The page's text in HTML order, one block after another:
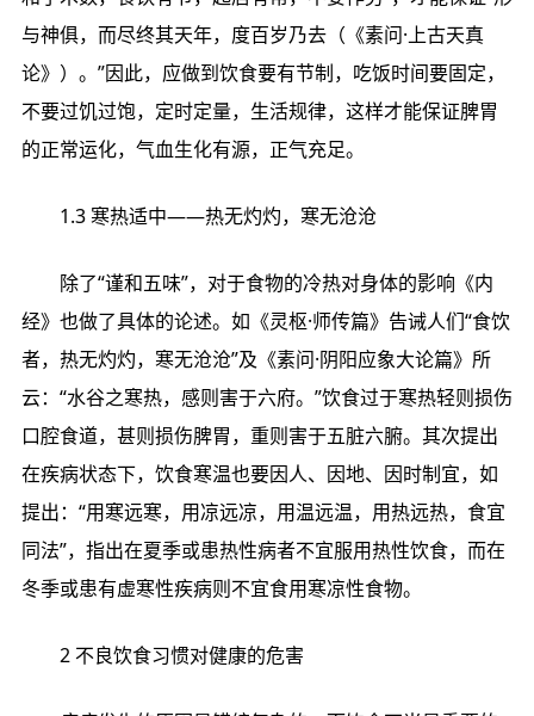
与神俱，而尽终其天年，度百岁乃去（《素问·上古天真
论》）。”因此，应做到饮食要有节制，吃饭时间要固定，
不要过饥过饱，定时定量，生活规律，这样才能保证脾胃
的正常运化，气血生化有源，正气充足。
1.3 寒热适中——热无灼灼，寒无沧沧
除了“谨和五味”，对于食物的冷热对身体的影响《内
经》也做了具体的论述。如《灵枢·师传篇》告诫人们“食饮
者，热无灼灼，寒无沧沧”及《素问·阴阳应象大论篇》所
云：“水谷之寒热，感则害于六府。”饮食过于寒热轻则损伤
口腔食道，甚则损伤脾胃，重则害于五脏六腑。其次提出
在疾病状态下，饮食寒温也要因人、因地、因时制宜，如
提出：“用寒远寒，用凉远凉，用温远温，用热远热，食宜
同法”，指出在夏季或患热性病者不宜服用热性饮食，而在
冬季或患有虚寒性疾病则不宜食用寒凉性食物。
2 不良饮食习惯对健康的危害